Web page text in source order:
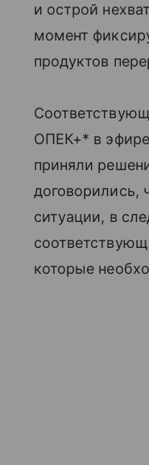
и острой
момент
продуктов
ОПЕК+* в эфире
приняли
договорились,
ситуации, в
которые